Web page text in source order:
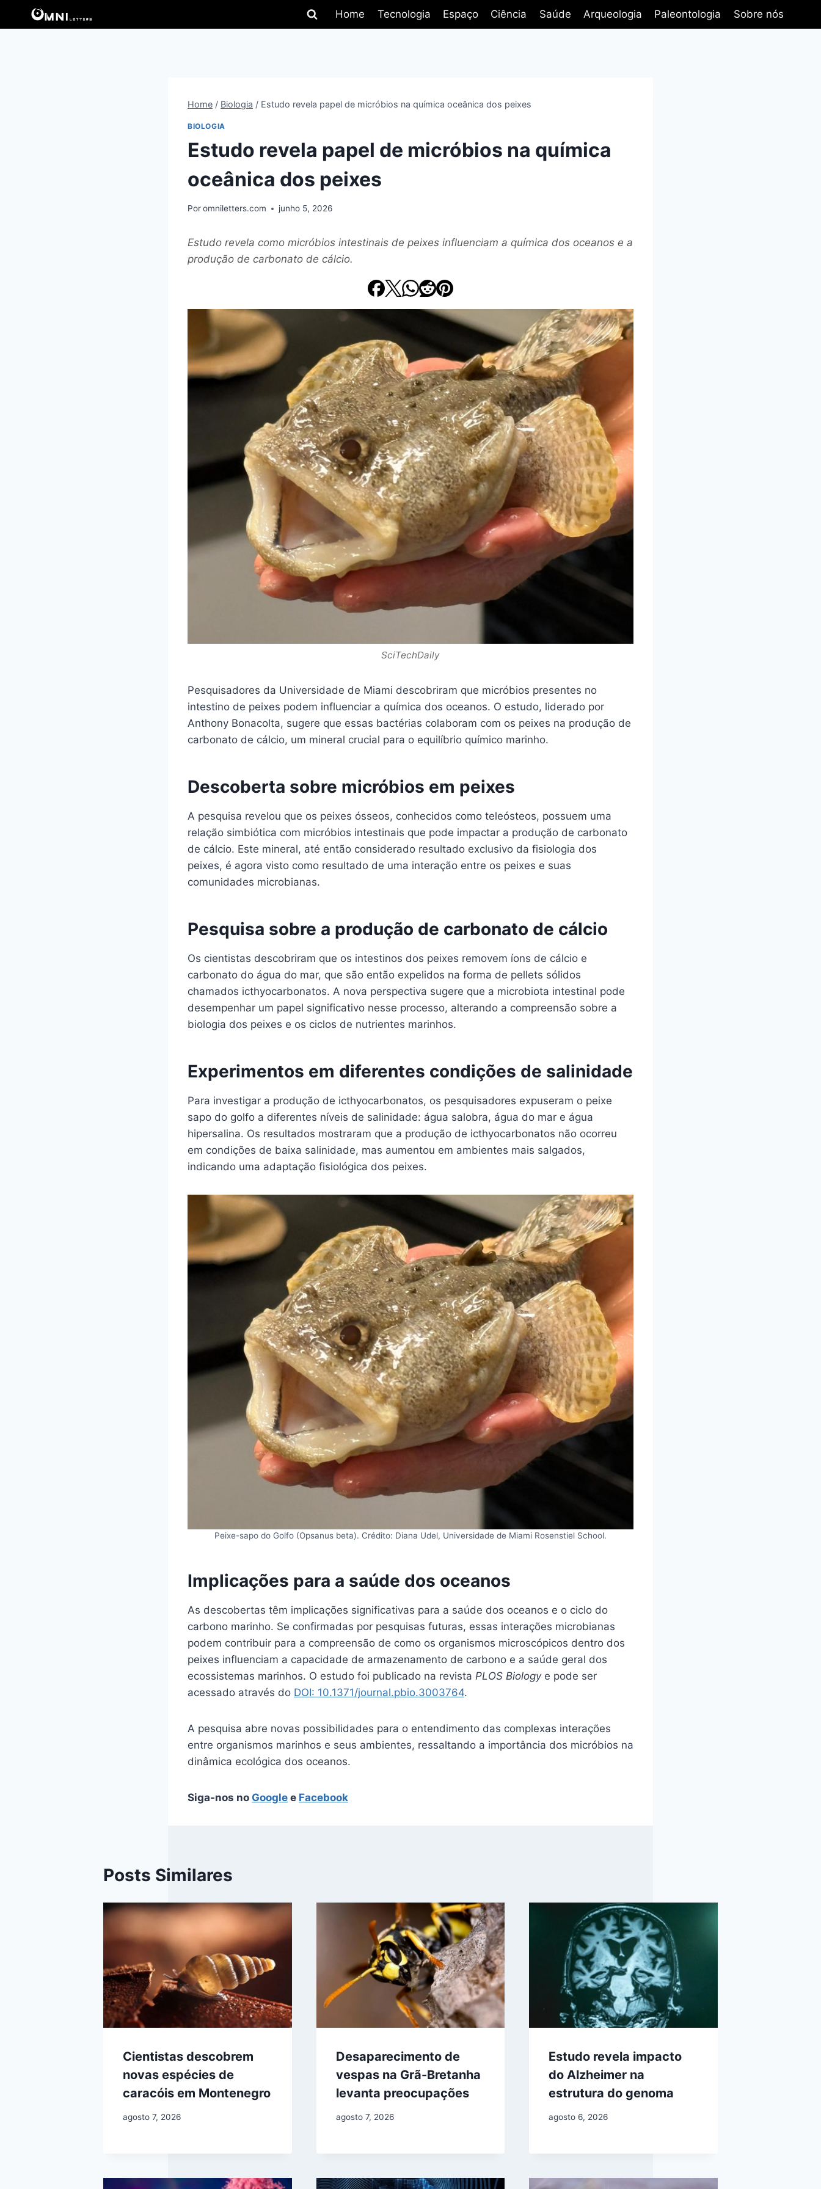
Home Tecnologia Espaço Ciência Saúde Arqueologia Paleontologia Sobre nós
Home / Biologia / Estudo revela papel de micróbios na química oceânica dos peixes
BIOLOGIA
Estudo revela papel de micróbios na química
oceânica dos peixes
Poromniletters.com junho 5, 2026
Estudo revela como micróbios intestinais de peixes influenciam a química dos oceanos e a
produção de carbonato de cálcio.
SciTechDaily
Pesquisadores da Universidade de Miami descobriram que micróbios presentes no
intestino de peixes podem influenciar a química dos oceanos. O estudo, liderado por
Anthony Bonacolta, sugere que essas bactérias colaboram com os peixes na produção de
carbonato de cálcio, um mineral crucial para o equilíbrio químico marinho.
Descoberta sobre micróbios em peixes
A pesquisa revelou que os peixes ósseos, conhecidos como teleósteos, possuem uma
relação simbiótica com micróbios intestinais que pode impactar a produção de carbonato
de cálcio. Este mineral, até então considerado resultado exclusivo da fisiologia dos
peixes, é agora visto como resultado de uma interação entre os peixes e suas
comunidades microbianas.
Pesquisa sobre a produção de carbonato de cálcio
Os cientistas descobriram que os intestinos dos peixes removem íons de cálcio e
carbonato do água do mar, que são então expelidos na forma de pellets sólidos
chamados icthyocarbonatos. A nova perspectiva sugere que a microbiota intestinal pode
desempenhar um papel significativo nesse processo, alterando a compreensão sobre a
biologia dos peixes e os ciclos de nutrientes marinhos.
Experimentos em diferentes condições de salinidade
Para investigar a produção de icthyocarbonatos, os pesquisadores expuseram o peixe
sapo do golfo a diferentes níveis de salinidade: água salobra, água do mar e água
hipersalina. Os resultados mostraram que a produção de icthyocarbonatos não ocorreu
em condições de baixa salinidade, mas aumentou em ambientes mais salgados,
indicando uma adaptação fisiológica dos peixes.
Peixe-sapo do Golfo (Opsanus beta). Crédito: Diana Udel, Universidade de Miami Rosenstiel School.
Implicações para a saúde dos oceanos
As descobertas têm implicações significativas para a saúde dos oceanos e o ciclo do
carbono marinho. Se confirmadas por pesquisas futuras, essas interações microbianas
podem contribuir para a compreensão de como os organismos microscópicos dentro dos
peixes influenciam a capacidade de armazenamento de carbono e a saúde geral dos
ecossistemas marinhos. O estudo foi publicado na revista PLOS Biologye pode ser
acessado através do DOI: 10.1371/journal.pbio.3003764.
A pesquisa abre novas possibilidades para o entendimento das complexas interações
entre organismos marinhos e seus ambientes, ressaltando a importância dos micróbios na
dinâmica ecológica dos oceanos.
Siga-nos no Google e Facebook
Posts Similares
Cientistas descobrem
novas espécies de
caracóis em Montenegro
agosto 7, 2026
Desaparecimento de
vespas na Grã-Bretanha
levanta preocupações
agosto 7, 2026
Estudo revela impacto
do Alzheimer na
estrutura do genoma
agosto 6, 2026